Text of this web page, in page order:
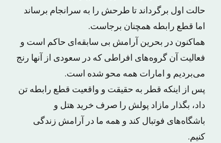
حالت اول برگرداند تا طرحش را به سرانجام برساند
اما قطع رابطه همچنان برجاست.
هماکنون در بحرین آرامش بی سابقه‌ای حاکم است و
فعالیت آن گروه‌های افراطی که در سعودی از آنها رنج
می‌بردیم و امارات همه محو شده است.
پس از اینکه قطر به حقیقت و واقعیت قطع رابطه تن
داد، بگذار مازاد پولش را صرف خرید هتل و
باشگاه‌های فوتبال کند و همه ما در آرامش زندگی
کنیم.